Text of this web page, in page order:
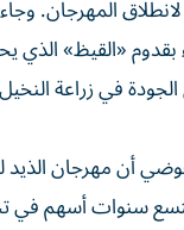
المهرجان.
بقدوم «القيظ»
في زراعة
أن مهرجان الذيد
سنوات أسهم في